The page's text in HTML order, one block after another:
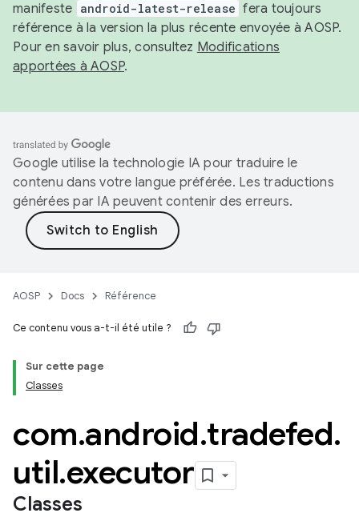
manifeste android-latest-release fera toujours
référence à la version la plus récente envoyée à AOSP.
Pour en savoir plus, consultez Modifications
apportées à AOSP.
Google utilise la technologie IA pour traduire le
contenu dans votre langue préférée. Les traductions
générées par IA peuvent contenir des erreurs.
AOSP Docs Référence
Ce contenu vous a-t-il été utile ?
Sur cette page
Classes
com.android.tradefed.
util.executor
Classes